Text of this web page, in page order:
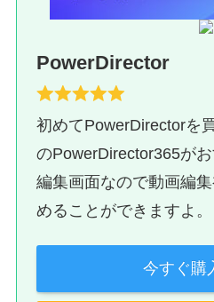
PowerDirector
初めてPowerDirectorを
のPowerDirector365が
編集画面なので動画編
めることができますよ。
今すぐ購